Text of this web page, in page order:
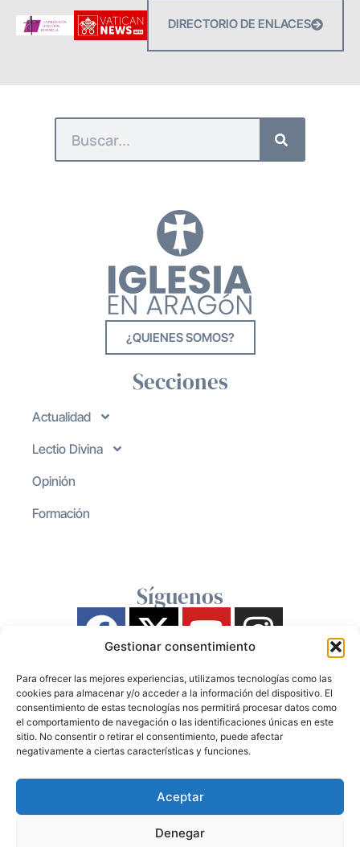
Gestionar consentimiento
Para ofrecer las mejores experiencias, utilizamos tecnologías como las
cookies para almacenar y/o acceder a la información del dispositivo. El
consentimiento de estas tecnologías nos permitirá procesar datos como
el comportamiento de navegación o las identificaciones únicas en este
sitio. No consentir o retirar el consentimiento, puede afectar
negativamente a ciertas características y funciones.
Aceptar
Denegar
DIRECTORIO DE ENLACES
¿QUIENES SOMOS?
Secciones
Actualidad
Lectio Divina
Opinión
Formación
Síguenos